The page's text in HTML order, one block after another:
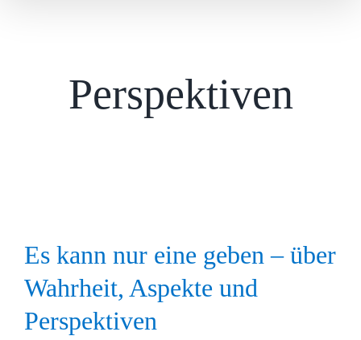
Perspektiven
Es kann nur eine geben – über
Wahrheit, Aspekte und
Perspektiven